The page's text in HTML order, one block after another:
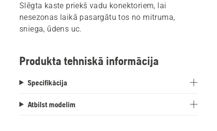
Slēgta kaste priekš vadu konektoriem, lai
nesezonas laikā pasargātu tos no mitruma,
sniega, ūdens uc.
Produkta tehniskā informācija
Specifikācija
Atbilst modelim